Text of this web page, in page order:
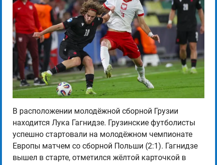
В расположении молодёжной сборной Грузии
находится Лука Гагнидзе. Грузинские футболисты
успешно стартовали на молодёжном чемпионате
Европы матчем со сборной Польши (2:1). Гагнидзе
вышел в старте, отметился жёлтой карточкой в